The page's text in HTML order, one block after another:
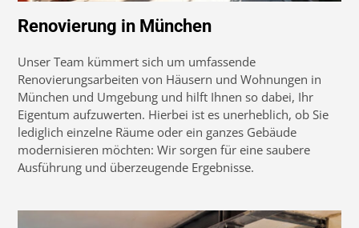
Renovierung in München
Unser Team kümmert sich um umfassende
Renovierungsarbeiten von Häusern und Wohnungen in
München und Umgebung und hilft Ihnen so dabei, Ihr
Eigentum aufzuwerten. Hierbei ist es unerheblich, ob Sie
lediglich einzelne Räume oder ein ganzes Gebäude
modernisieren möchten: Wir sorgen für eine saubere
Ausführung und überzeugende Ergebnisse.